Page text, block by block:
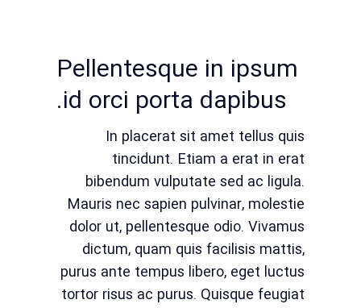
Pellentesque in ipsum
id orci porta dapibus.
In placerat sit amet tellus quis
tincidunt. Etiam a erat in erat
bibendum vulputate sed ac ligula.
Mauris nec sapien pulvinar, molestie
dolor ut, pellentesque odio. Vivamus
dictum, quam quis facilisis mattis,
purus ante tempus libero, eget luctus
tortor risus ac purus. Quisque feugiat